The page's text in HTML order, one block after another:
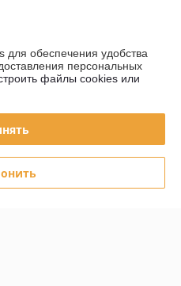
обеспечения удобства
персональных
файлы cookies или